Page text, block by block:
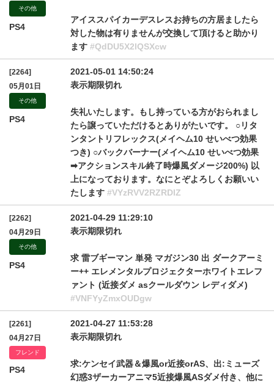
その他
PS4
アイススパイカーデスレスお持ちの方居ましたら
対した物は有りませんが交換して頂けると助かり
ます #QdDU5X2lQSXcw
[2264]
05月01日
その他
PS4
2021-05-01 14:50:24
表示期限切れ
失礼いたします。もし持っている方がおられまし
たら譲っていただけるとありがたいです。 ○リタ
ンタントリフレックス(メイヘム10 せいべつ効果
つき) ○バックバーナー(メイヘム10 せいべつ効果
➡アクションスキル終了時爆風ダメージ200%) 以
上になっております。なにとぞよろしくお願いい
たします #VYzRVV2RZRDlZ
[2262]
04月29日
その他
PS4
2021-04-29 11:29:10
表示期限切れ
求 雷ブギーマン 単発 マガジン30 出 ダークアーミ
ー++ エレメンタルプロジェクターホワイトエレフ
ァント (近接ダメ asクールダウン レディダメ)
#VNFYyZmxOUDgw
[2261]
04月27日
フレンド
PS4
2021-04-27 11:53:28
表示期限切れ
求:ケンセイ武器＆爆風or近接orAS、出:ミューズ
幻惑3ザーカーアニマ5近接爆風ASダメ付き、他に